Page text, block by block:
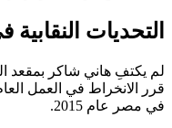
التحديات
لم يكتفِ هاني شاكر بمقعد
قرر الانخراط في العمل
في مصر عام 2015.